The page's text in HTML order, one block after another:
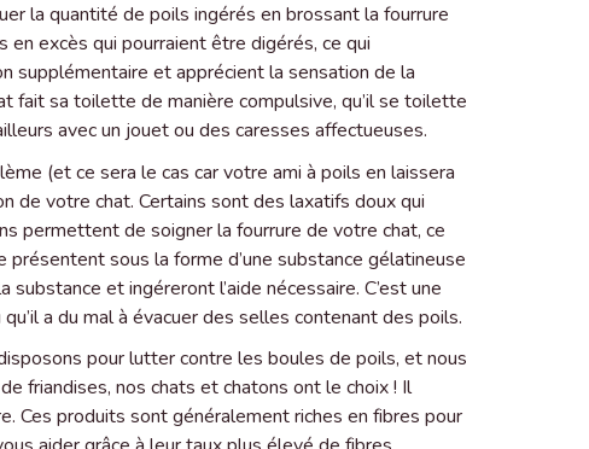
la quantité de poils ingérés en brossant la fourrure
en excès qui pourraient être digérés, ce qui
supplémentaire et apprécient la sensation de la
fait sa toilette de manière compulsive, qu’il se toilette
avec un jouet ou des caresses affectueuses.
(et ce sera le cas car votre ami à poils en laissera
de votre chat. Certains sont des laxatifs doux qui
permettent de soigner la fourrure de votre chat, ce
sous la forme d’une substance gélatineuse
et ingéreront l’aide nécessaire. C’est une
a du mal à évacuer des selles contenant des poils.
pour lutter contre les boules de poils, et nous
friandises, nos chats et chatons ont le choix ! Il
Ces produits sont généralement riches en fibres pour